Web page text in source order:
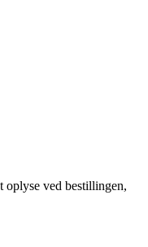
ved bestillingen,